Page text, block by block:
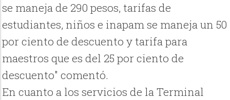
se maneja de 290 pesos, tarifas de
estudiantes, niños e inapam se maneja un 50
por ciento de descuento y tarifa para
maestros que es del 25 por ciento de
descuento" comentó.
En cuanto a los servicios de la Terminal